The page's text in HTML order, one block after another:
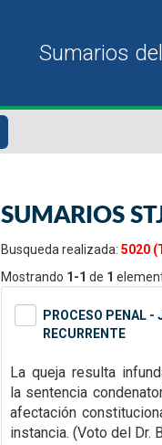
SUMARIOS
Busqueda realizada: 5020
Mostrando 1-1 de 1
PROCESO PENAL
RECURRENTE
La queja resulta
la sentencia
afectación
instancia. (Voto del Dr.